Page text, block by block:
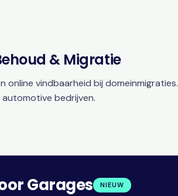
& Migratie
online vindbaarheid bij domeinmigraties.
bedrijven.
Garages NIEUW